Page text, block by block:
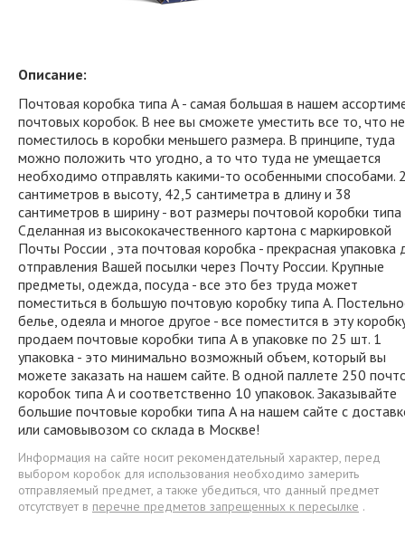
Описание:
Почтовая коробка типа А - самая большая в нашем
почтовых коробок. В нее вы сможете уместить все то, что не
поместилось в коробки меньшего размера. В принципе, туда
можно положить что угодно, а то что туда не умещается
необходимо отправлять какими-то особенными способами.
сантиметров в высоту, 42,5 сантиметра в длину и 38
сантиметров в ширину - вот размеры почтовой коробки типа
Сделанная из высококачественного картона с маркировкой
Почты России , эта почтовая коробка - прекрасная упаковка
отправления Вашей посылки через Почту России. Крупные
предметы, одежда, посуда - все это без труда может
поместиться в большую почтовую коробку типа А.
белье, одеяла и многое другое - все поместится в эту
продаем почтовые коробки типа А в упаковке по 25 шт. 1
упаковка - это минимально возможный объем, который вы
можете заказать на нашем сайте. В одной паллете 250
коробок типа А и соответственно 10 упаковок. Заказывайте
большие почтовые коробки типа А на нашем сайте с
или самовывозом со склада в Москве!
Информация на сайте носит рекомендательный характер, перед
выбором коробок для использования необходимо замерить
отправляемый предмет, а также убедиться, что данный предмет
отсутствует в перечне предметов запрещенных к пересылке .